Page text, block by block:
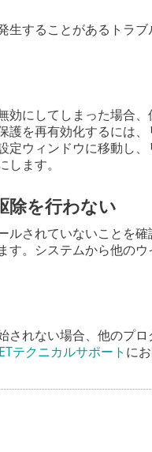
することがあるトラ
にしてしまった場合
を再有効化するには、
ウィンドウに移動し、
ます。
除を行わない
されていないことを
す。システムから他の
れない場合、他のプ
テクニカルサポート に